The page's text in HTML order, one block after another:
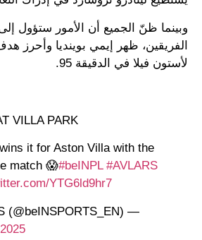
وبينما ظنّ الجميع أن الأمور ستؤول
الفريقين، ظهر إيمي بوينديا وأحرز
لأستون فيلا في الدقيقة 95.
VILLA PARK 🙌
it for Aston Villa with the
match 😱#beINPL #AVLARS
YTG6ld9hr7
— beIN SPORTS (@beINSPORTS_EN)